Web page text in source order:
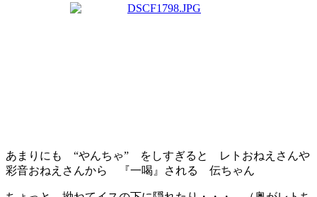
あまりにも “やんちゃ” をしすぎると レトおねえさんや
彩音おねえさんから 『一喝 』される 伝ちゃん